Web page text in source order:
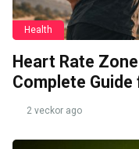
Health
Heart Rate
Complete
2 veckor ago